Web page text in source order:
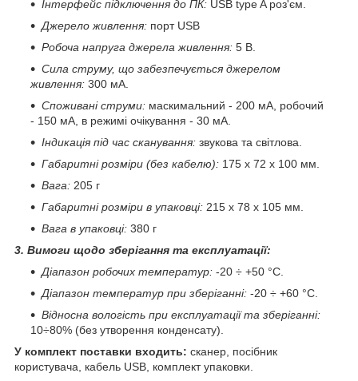
Інтерфейс підключення до ПК: USB type A роз'єм.
Джерело живлення: порт USB
Робоча напруга джерела живлення: 5 В.
Сила струму, що забезпечується джерелом
живлення: 300 мА.
Споживані струми: маскимальний - 200 мА, робочий
- 150 мА, в режимі очікування - 30 мА.
Індикація під час сканування: звукова та світлова.
Габаритні розміри (без кабелю): 175 х 72 х 100 мм.
Вага: 205 г
Габаритні розміри в упаковці: 215 х 78 х 105 мм.
Вага в упаковці: 380 г
3. Вимоги щодо зберігання та експлуатації:
Діапазон робочих температур: -20 ÷ +50 °С.
Діапазон температур при зберіганні: -20 ÷ +60 °С.
Відносна вологість при експлуатації та зберіганні:
10÷80% (без утворення конденсату).
У комплект поставки входить: сканер, посібник
користувача, кабель USB, комплект упаковки.